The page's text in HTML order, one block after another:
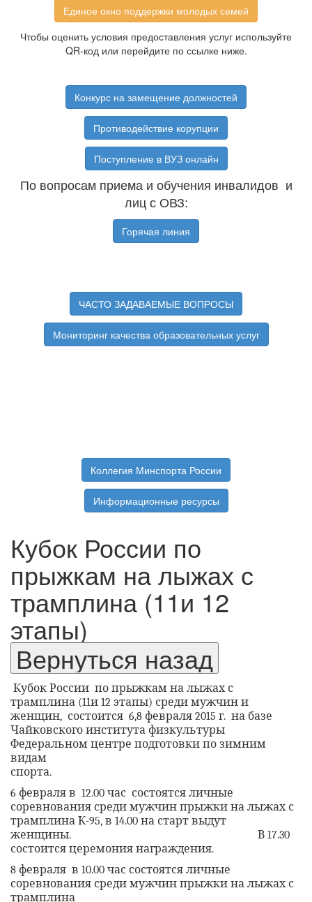
Единое окно поддержки молодых семей
Чтобы оценить условия предоставления услуг используйте
QR-код или перейдите по ссылке ниже.
Конкурс на замещение должностей
Противодействие корупции
Поступление в ВУЗ онлайн
По вопросам приема и обучения инвалидов и
лиц с ОВЗ:
Горячая линия
ЧАСТО ЗАДАВАЕМЫЕ ВОПРОСЫ
Мониторинг качества образовательных услуг
Коллегия Минспорта России
Информационные ресурсы
Кубок России по
прыжкам на лыжах с
трамплина (11и 12
этапы)
Кубок России по прыжкам на лыжах с
трамплина (11и 12 этапы) среди мужчин и
женщин, состоится 6,8 февраля 2015 г. на базе
Чайковского института физкультуры
Федеральном центре подготовки по зимним
видам
спорта.
6 февраля в 12.00 час состоятся личные
соревнования среди мужчин прыжки на лыжах с
трамплина К-95, в 14.00 на старт выдут
женщины.
В 17.30
состоится церемония награждения.
8 февраля в 10.00 час состоятся личные
соревнования среди мужчин прыжки на лыжах с
трамплина